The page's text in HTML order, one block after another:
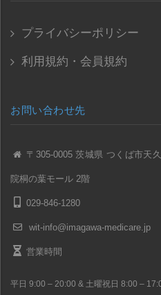
プライバシーポリシー
利用規約・会員規約
お問い合わせ先
〒305-0005 茨城県 つくば市天
院桐の葉モール 2階
029-846-1280
wit-info@imagawa-medicare.jp
営業時間
平日 9:00 – 20:00 & 土曜祝日 8:00 –